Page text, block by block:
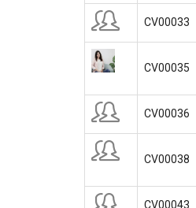
CV00033
CV00035
CV00036
CV00038
CV00043